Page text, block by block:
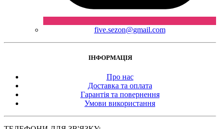
five.sezon@gmail.com
ІНФОРМАЦІЯ
Про нас
Доставка та оплата
Гарантія та повернення
Умови використання